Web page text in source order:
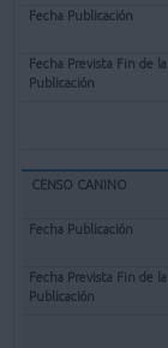
CENSO CANINO